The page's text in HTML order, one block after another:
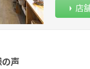
店
声